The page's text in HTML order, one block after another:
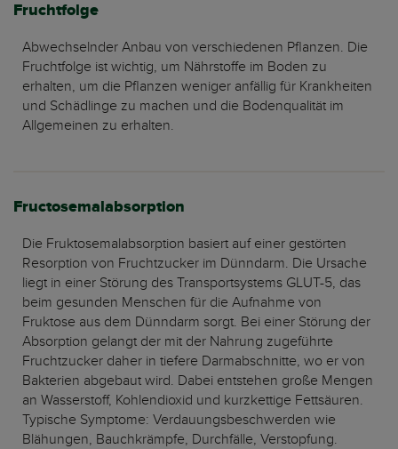
Fruchtfolge
Abwechselnder Anbau von verschiedenen Pflanzen. Die
Fruchtfolge ist wichtig, um Nährstoffe im Boden zu
erhalten, um die Pflanzen weniger anfällig für Krankheiten
und Schädlinge zu machen und die Bodenqualität im
Allgemeinen zu erhalten.
Fructosemalabsorption
Die Fruktosemalabsorption basiert auf einer gestörten
Resorption von Fruchtzucker im Dünndarm. Die Ursache
liegt in einer Störung des Transportsystems GLUT-5, das
beim gesunden Menschen für die Aufnahme von
Fruktose aus dem Dünndarm sorgt. Bei einer Störung der
Absorption gelangt der mit der Nahrung zugeführte
Fruchtzucker daher in tiefere Darmabschnitte, wo er von
Bakterien abgebaut wird. Dabei entstehen große Mengen
an Wasserstoff, Kohlendioxid und kurzkettige Fettsäuren.
Typische Symptome: Verdauungsbeschwerden wie
Blähungen, Bauchkrämpfe, Durchfälle, Verstopfung.